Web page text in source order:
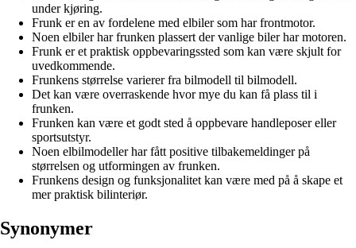
under kjøring.
Frunk er en av fordelene med elbiler som har frontmotor.
Noen elbiler har frunken plassert der vanlige biler har motoren.
Frunk er et praktisk oppbevaringssted som kan være skjult for
uvedkommende.
Frunkens størrelse varierer fra bilmodell til bilmodell.
Det kan være overraskende hvor mye du kan få plass til i
frunken.
Frunken kan være et godt sted å oppbevare handleposer eller
sportsutstyr.
Noen elbilmodeller har fått positive tilbakemeldinger på
størrelsen og utformingen av frunken.
Frunkens design og funksjonalitet kan være med på å skape et
mer praktisk bilinteriør.
Synonymer